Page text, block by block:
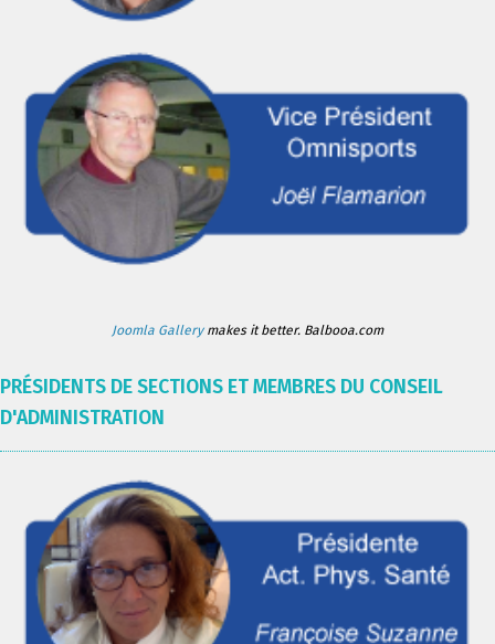
Joomla Gallerymakes it better. Balbooa.com
PRÉSIDENTS DE SECTIONS ET MEMBRES DU CONSEIL
D'ADMINISTRATION